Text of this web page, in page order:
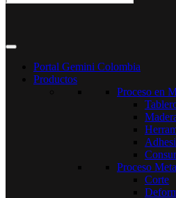
Portal Gemini Colombia
Productos
Proceso en
Proceso
Corte